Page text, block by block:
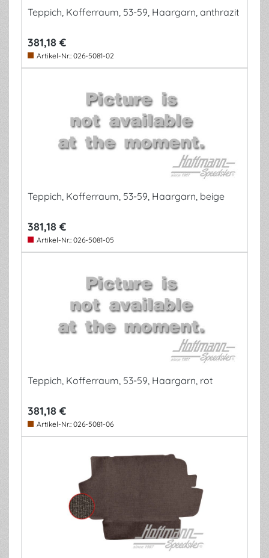
Teppich, Kofferraum, 53-59, Haargarn, anthrazit
381,18 €
Artikel-Nr.: 026-5081-02
Teppich, Kofferraum, 53-59, Haargarn, beige
381,18 €
Artikel-Nr.: 026-5081-05
Teppich, Kofferraum, 53-59, Haargarn, rot
381,18 €
Artikel-Nr.: 026-5081-06